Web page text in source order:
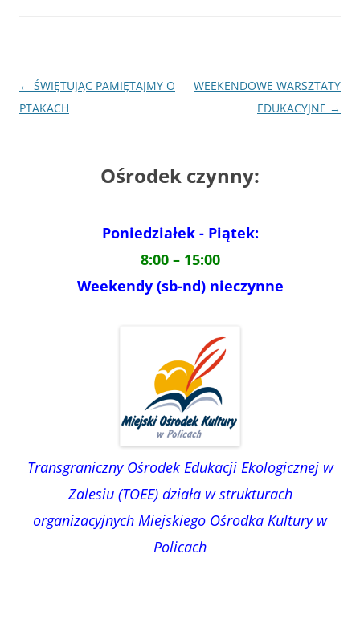
Nawigacja
wpisu
← ŚWIĘTUJĄC PAMIĘTAJMY O
PTAKACH
WEEKENDOWE WARSZTATY
EDUKACYJNE →
Ośrodek czynny:
Poniedziałek - Piątek:
8:00 – 15:00
Weekendy (sb-nd) nieczynne
Transgraniczny Ośrodek Edukacji Ekologicznej w
Zalesiu (TOEE) działa w strukturach
organizacyjnych Miejskiego Ośrodka Kultury w
Policach